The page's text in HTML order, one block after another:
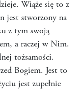
Wiąże się to z
jest stworzony na
z tym swoją
a raczej w Nim.
tożsamości.
Bogiem. Jest to
jest zupełnie